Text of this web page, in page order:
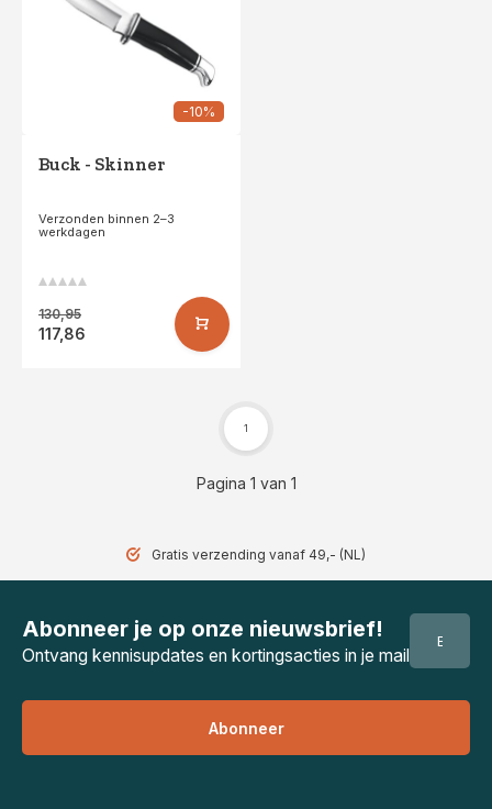
-10%
Buck - Skinner
Verzonden binnen 2–3
werkdagen
130,95
117,86
Pagina 1 van 1
1
Gratis verzending vanaf 49,- (NL)
Abonneer je op onze nieuwsbrief!
Ontvang kennisupdates en kortingsacties in je mail
Abonneer